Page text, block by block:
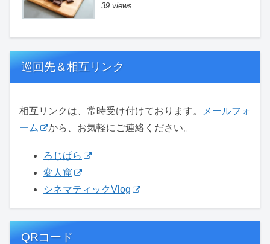
39 views
巡回先＆相互リンク
相互リンクは、常時受け付けております。
メールフォ
ーム
から、お気軽にご連絡ください。
ろじぱら
変人窟
シネマティックVlog
QRコード